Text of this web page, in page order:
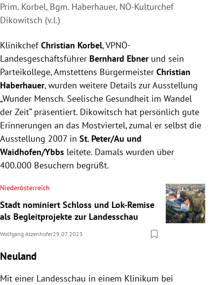
Prim. Korbel, Bgm. Haberhauer, NÖ-Kulturchef
Dikowitsch (v.l.)
KlinikchefChristian Korbel, VPNÖ-
Landesgeschäftsführer Bernhard Ebnerund sein
Parteikollege, Amstettens Bürgermeister Christian
Haberhauer, wurden weitere Details zur Ausstellung
„Wunder Mensch. Seelische Gesundheit im Wandel
der Zeit“ präsentiert. Dikowitsch hat persönlich gute
Erinnerungen an das Mostviertel, zumal er selbst die
Ausstellung 2007 in St. Peter/Au und
Waidhofen/Ybbs leitete. Damals wurden über
400.000 Besuchern begrüßt.
Niederösterreich
Stadt nominiert Schloss und Lok-Remise
als Begleitprojekte zur Landesschau
Wolfgang Atzenhofer29.07.2023
Neuland
Mit einer Landesschau in einem Klinikum bei